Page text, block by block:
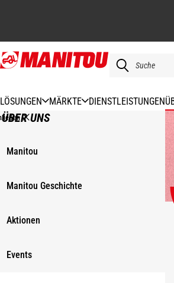
Direkt
zum
LÖSUNGEN MÄRKTE DIENSTLEISTUNGEN
ÜBER UNS
Manitou
Manitou Geschichte
Aktionen
Events